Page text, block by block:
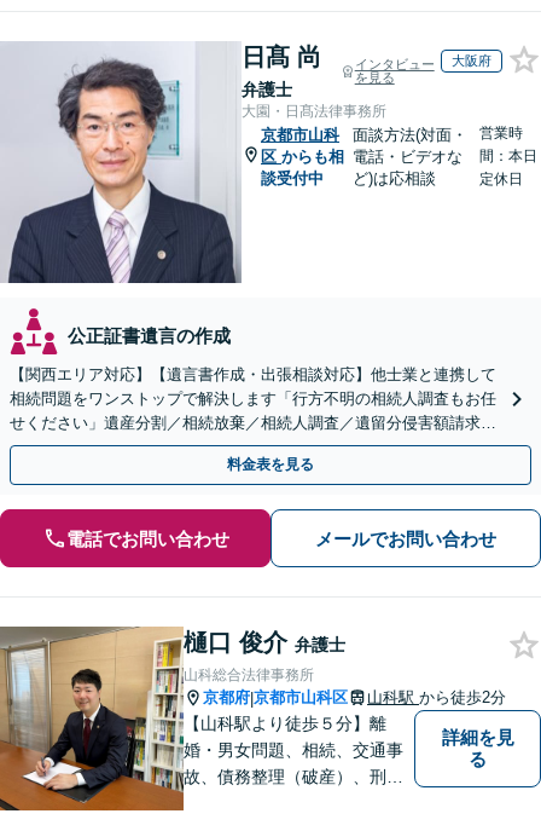
日髙 尚
弁護士
インタビュー
を見る
大阪府
大園・日髙法律事務所
京都市山科
区 からも相
談受付中
面談方法(対面・
電話・ビデオな
ど)は応相談
営業時
間：本日
定休日
公正証書遺言の作成
【関西エリア対応】【遺言書作成・出張相談対応】他士業と連携して
相続問題をワンストップで解決します「行方不明の相続人調査もお任
せください」遺産分割／相続放棄／相続人調査／遺留分侵害額請求／
登記など【休日・夜間面談可】【分割払い対応】
料金表を見る
電話でお問い合わせ メールでお問い合わせ
樋口 俊介 弁護士
山科総合法律事務所
京都府|京都市山科区 山科駅 から徒歩2分
【山科駅より徒歩５分】離
婚・男女問題、相続、交通事
故、債務整理（破産）、刑事
詳細を見
る